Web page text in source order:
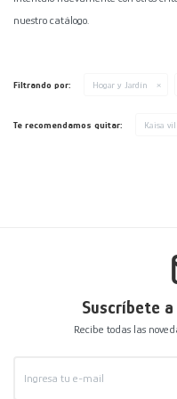
nuestro catálogo.
Filtrando por: Hogar y Jardín
Te recomendamos quitar: Kaisa
Suscríbete
Recibe todas las
Herramientas